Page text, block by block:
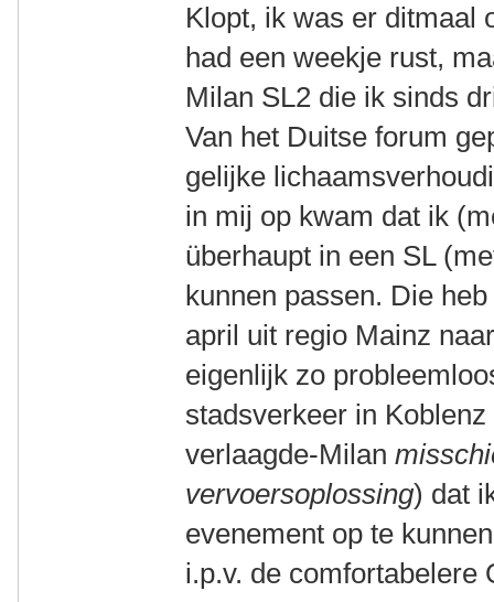
Klopt, ik was er ditmaal
had een weekje rust,
Milan SL2 die ik sinds
Van het Duitse forum
gelijke
in mij op kwam dat ik
überhaupt in een SL
kunnen passen. Die
april uit regio Mainz
eigenlijk zo
stadsverkeer in
verlaagde-Milan
vervoersoplossing) dat
evenement op te
i.p.v. de comfortabelere